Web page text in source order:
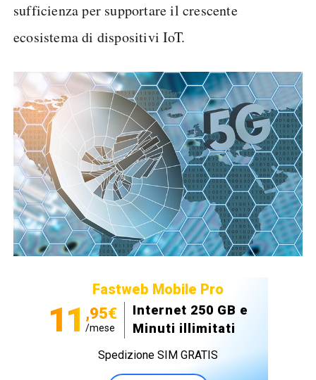
sufficienza per supportare il crescente
ecosistema di dispositivi IoT.
Fastweb Mobile Pro
11 ,95€
/mese
Internet 250 GB e
Minuti illimitati
Spedizione SIM GRATIS